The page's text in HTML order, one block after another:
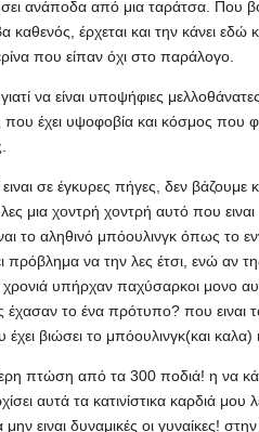
ανάποδα από μια ταράτσα. Που
καθενός, έρχεται και την κάνει εδώ
που είπαν όχι στο παράλογο.
να είναι υποψήφιες
έχει υψοφοβία και κόσμος που
σε έγκυρες πήγες, δεν βάζουμε
μια χοντρή χοντρή αυτό που
το αληθινό μπόουλινγκ όπως το
πρόβλημα να την λες έτσι, ενώ αν
υπήρχαν παχύσαρκοι μονο
έχασαν το ένα πρότυπο? που ειναι
βιώσει το μπόουλινγκ(και
πτώση από τα 300 ποδιά! η να
αυτά τα κατινίστικα καρδιά
ειναι δυναμικές οι γυναίκες!